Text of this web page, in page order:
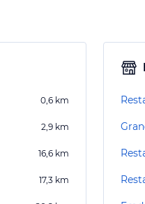
0,6 km
2,9 km
16,6 km
17,3 km